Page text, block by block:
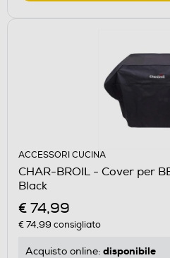
ACCESSORI CUCINA
CHAR-BROIL - Cover per
Black
€ 74,99
€ 74,99 consigliato
Acquisto online: disponibile